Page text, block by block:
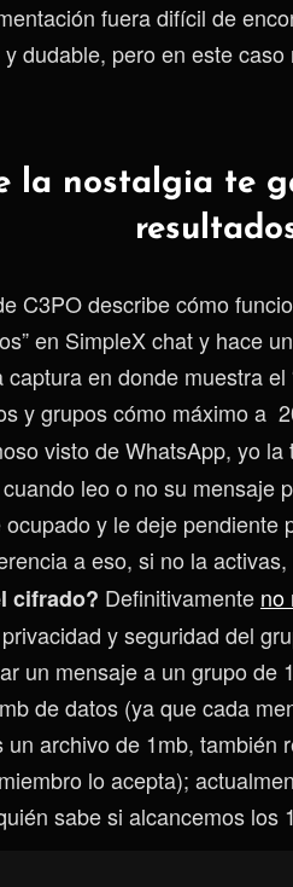
fuera difícil de
dudable, pero en este
la nostalgia te
C3PO describe cómo
en SimpleX chat y hace
en donde muestra
y grupos cómo máximo a
visto de WhatsApp, yo
leo o no su mensaje
y le deje
a eso, si no la
cifrado? Definitivamente no
y seguridad del
un mensaje a un grupo de
de datos (ya que cada
archivo de 1mb, también
lo acepta);
sabe si alcancemos los